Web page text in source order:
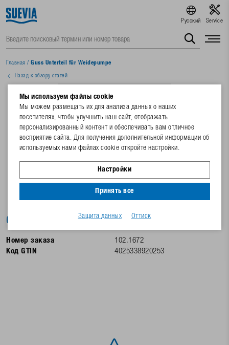
Русский Service
Главная / Guss Unterteil für Weidepumpe
Назад к обзору статей
Guss Unterteil für Weidepumpe
Номер заказа
102.1672
Код GTIN
4025338920253
Мы используем файлы cookie
Мы можем размещать их для анализа данных о наших
посетителях, чтобы улучшить наш сайт, отображать
персонализированный контент и обеспечивать вам отличное
восприятие сайта. Для получения дополнительной информации об
используемых нами файлах cookie откройте настройки.
Настройки
Принять все
Защита данных Оттиск